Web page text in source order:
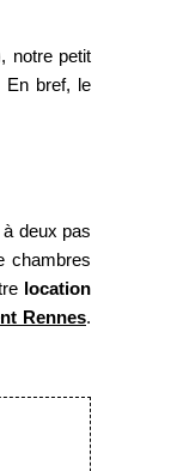
notre petit
En bref, le
deux pas
chambres
location
Rennes.